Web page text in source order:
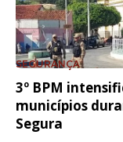
SEGURANÇA
3º BPM
municípios
Segura